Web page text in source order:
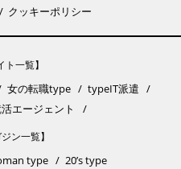
クッキーポリシー
ト一覧】
女の転職type
typeIT派遣
エージェント
ン一覧】
type 20’s type